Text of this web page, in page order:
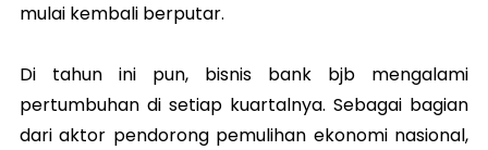
mulai kembali berputar.
Di tahun ini pun, bisnis bank bjb mengalami
pertumbuhan di setiap kuartalnya. Sebagai bagian
dari aktor pendorong pemulihan ekonomi nasional,